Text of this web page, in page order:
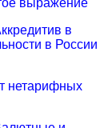
выражение
в
в России
нетарифных